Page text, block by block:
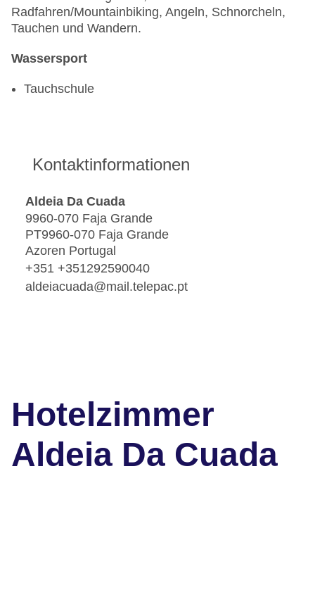
Radfahren/Mountainbiking, Angeln, Schnorcheln,
Tauchen und Wandern.
Wassersport
Tauchschule
Kontaktinformationen
Aldeia Da Cuada
9960-070 Faja Grande
PT9960-070 Faja Grande
Azoren Portugal
+351 +351292590040
aldeiacuada@mail.telepac.pt
Hotelzimmer
Aldeia Da Cuada